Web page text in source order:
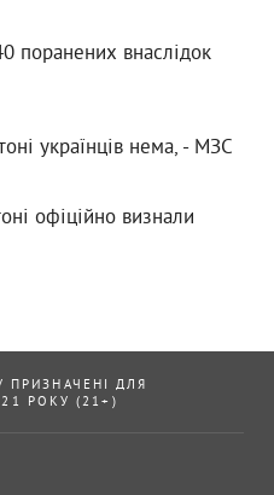
поранених внаслідок
українців нема, - МЗС
офіційно визнали
ПРИЗНАЧЕНІ ДЛЯ
РОКУ (21+)